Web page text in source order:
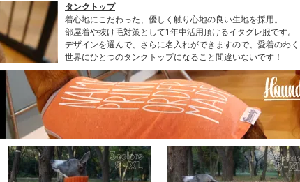
タンクトップ
着心地にこだわった、優しく触り心地の良い生地を採用。
部屋着や抜け毛対策として1年中活用頂けるイタグレ服です。
デザインを選んで、さらに名入れができますので、愛着のわく
世界にひとつのタンクトップになること間違いないです！